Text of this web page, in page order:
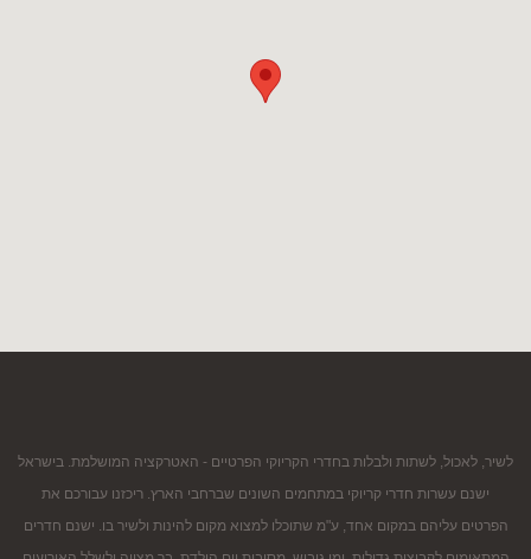
לשיר, לאכול, לשתות ולבלות בחדרי הקריוקי הפרטיים - האטרקציה המושלמת. בישראל
ישנם עשרות חדרי קריוקי במתחמים השונים שברחבי הארץ. ריכזנו עבורכם את
הפרטים עליהם במקום אחד, ע"מ שתוכלו למצוא מקום להינות ולשיר בו. ישנם חדרים